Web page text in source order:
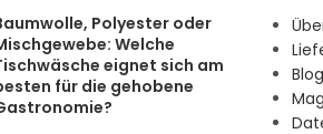
Polyester oder
Welche
eignet sich am
für die gehobene
Blog